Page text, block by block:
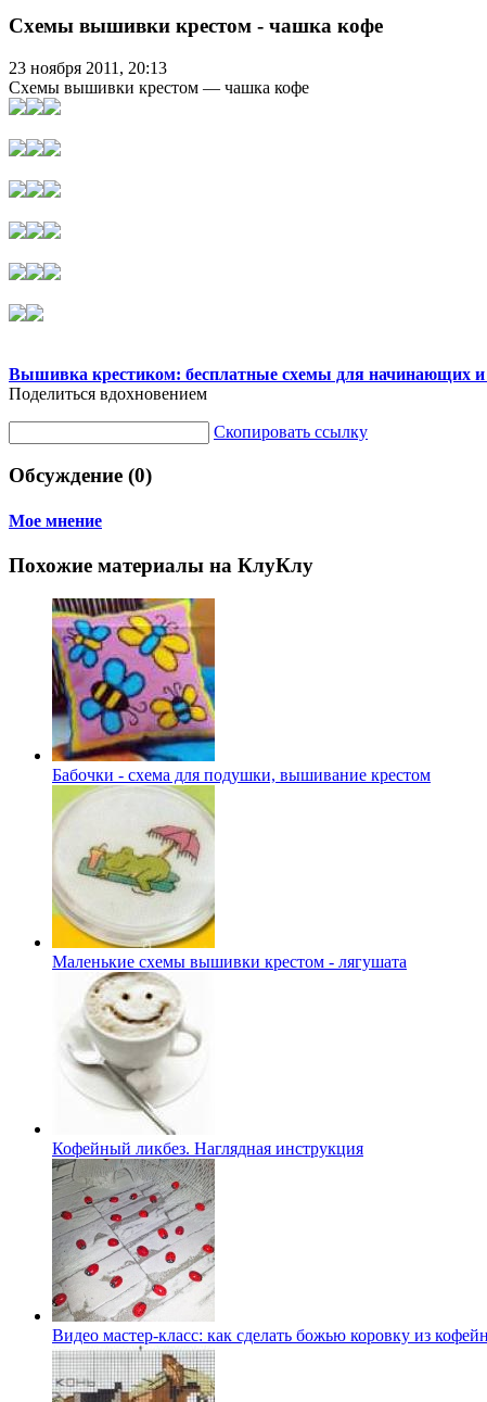
Схемы вышивки крестом - чашка кофе
23 ноября 2011, 20:13
Схемы вышивки крестом — чашка кофе
Вышивка крестиком: бесплатные схемы для начинающих
Поделиться вдохновением
Скопировать ссылку
Обсуждение (0)
Мое мнение
Похожие материалы на КлуКлу
Бабочки - схема для подушки, вышивание крестом
Маленькие схемы вышивки крестом - лягушата
Кофейный ликбез. Наглядная инструкция
Видео мастер-класс: как сделать божью коровку из